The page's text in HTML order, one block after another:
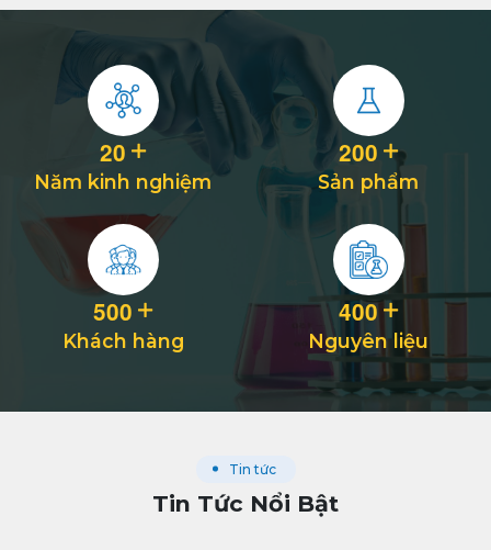
(http://bit.ly/2KGuuII)
20
Năm kinh nghiệm
200
Sản phẩm
500
Khách hàng
400
Nguyên liệu
Tin tức
Tin Tức Nổi Bật